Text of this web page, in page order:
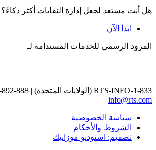
هل أنت مستعد لجعل إدارة النفايات أكثر ذكاءً؟
ابدأ الآن
المزود الرسمي للخدمات المستدامة لـ
1-833-RTS-INFO (الولايات المتحدة) | 888-892-1796 (كندا) |
info@rts.com
سياسة الخصوصية
الشروط والأحكام
تصميم: استوديو موزاييك